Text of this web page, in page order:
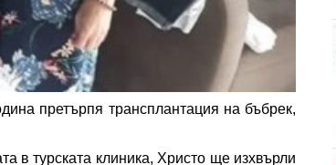
претърпя трансплантация на бъбрек,
в турската клиника, Христо ще изхвърли